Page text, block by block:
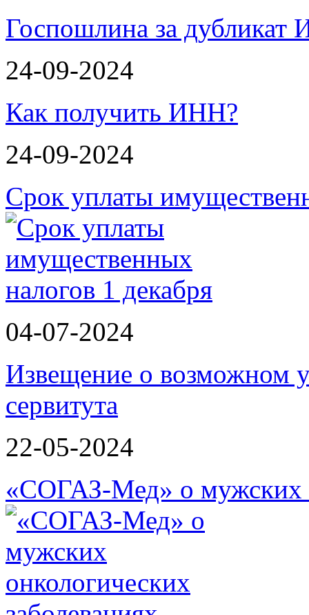
Госпошлина за дубликат
24-09-2024
Как получить ИНН?
24-09-2024
Срок уплаты
04-07-2024
Извещение о возможном
сервитута
22-05-2024
«СОГАЗ-Мед» о мужских